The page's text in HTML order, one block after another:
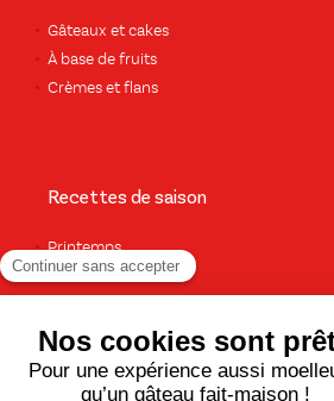
Gâteaux et cakes
À base de fruits
Crèmes et flans
Recettes de saison
Printemps
Été
Hiver